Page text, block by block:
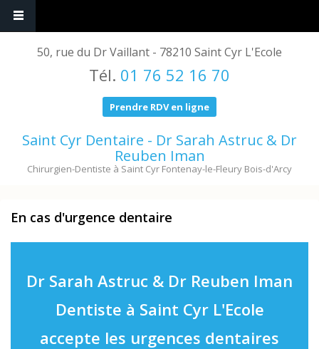
50, rue du Dr Vaillant - 78210 Saint Cyr L'Ecole
Tél. 01 76 52 16 70
Prendre RDV en ligne
Saint Cyr Dentaire - Dr Sarah Astruc & Dr
Reuben Iman
Chirurgien-Dentiste à Saint Cyr Fontenay-le-Fleury Bois-d'Arcy
En cas d'urgence dentaire
Dr Sarah Astruc & Dr Reuben Iman
Dentiste à Saint Cyr L'Ecole
accepte les urgences dentaires